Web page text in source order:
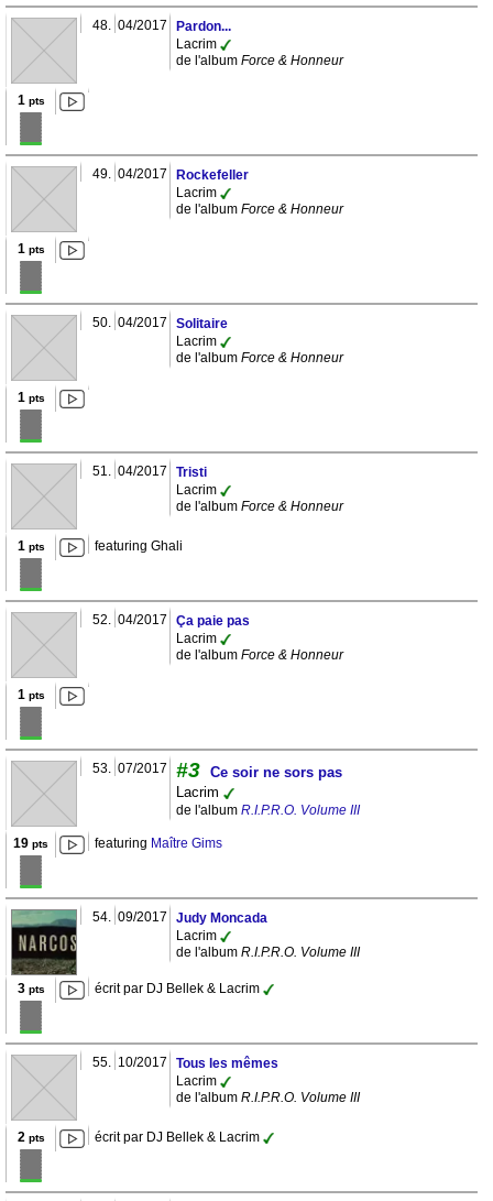
48. 04/2017
Pardon...
Lacrim
de l'album Force & Honneur
1 pts
49. 04/2017
Rockefeller
Lacrim
de l'album Force & Honneur
1 pts
50. 04/2017
Solitaire
Lacrim
de l'album Force & Honneur
1 pts
51. 04/2017
Tristi
Lacrim
de l'album Force & Honneur
1 pts featuring Ghali
52. 04/2017
Ça paie pas
Lacrim
de l'album Force & Honneur
1 pts
53. 07/2017 #3 Ce soir ne sors pas
Lacrim
de l'album R.I.P.R.O. Volume III
19 pts featuring Maître Gims
54. 09/2017
Judy Moncada
Lacrim
de l'album R.I.P.R.O. Volume III
3pts écrit par DJ Bellek & Lacrim
55. 10/2017
Tous les mêmes
Lacrim
de l'album R.I.P.R.O. Volume III
2 pts écrit par DJ Bellek & Lacrim